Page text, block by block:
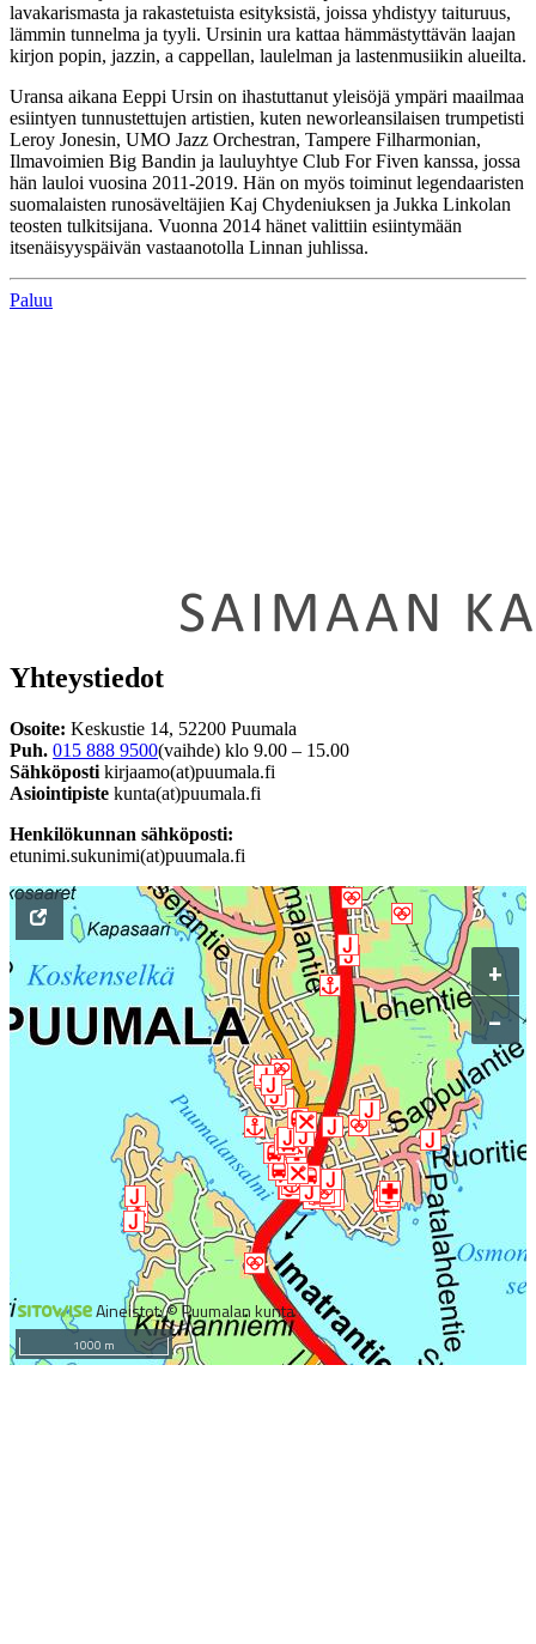
lavakarismasta ja rakastetuista esityksistä, joissa yhdistyy taituruus,
lämmin tunnelma ja tyyli. Ursinin ura kattaa hämmästyttävän laajan
kirjon popin, jazzin, a cappellan, laulelman ja lastenmusiikin alueilta.
Uransa aikana Eeppi Ursin on ihastuttanut yleisöjä ympäri maailmaa
esiintyen tunnustettujen artistien, kuten neworleansilaisen trumpetisti
Leroy Jonesin, UMO Jazz Orchestran, Tampere Filharmonian,
Ilmavoimien Big Bandin ja lauluyhtye Club For Fiven kanssa, jossa
hän lauloi vuosina 2011-2019. Hän on myös toiminut legendaaristen
suomalaisten runosäveltäjien Kaj Chydeniuksen ja Jukka Linkolan
teosten tulkitsijana. Vuonna 2014 hänet valittiin esiintymään
itsenäisyyspäivän vastaanotolla Linnan juhlissa.
Paluu
Yhteystiedot
Osoite: Keskustie 14, 52200 Puumala
Puh. 015 888 9500(vaihde) klo 9.00 – 15.00
Sähköposti kirjaamo(at)puumala.fi
Asiointipiste kunta(at)puumala.fi
Henkilökunnan sähköposti:
etunimi.sukunimi(at)puumala.fi